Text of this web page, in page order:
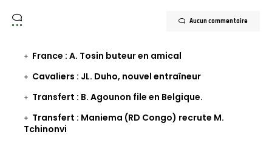
Aucun commentaire
France : A. Tosin buteur en amical
Cavaliers : JL. Duho, nouvel entraîneur
Transfert : B. Agounon file en Belgique.
Transfert : Maniema (RD Congo) recrute M.
Tchinonvi